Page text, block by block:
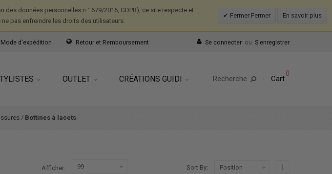
données personnelles n ° 679/2016, GDPR), ce site respecte et
pas enfreindre les droits des utilisateurs.
Fermer Fermer En savoir plus
Mode d'expédition Retour et Remboursement Se connecter ou S'enregistrer
OUTLET CRÉATIONS GUIDI Recherche Cart
0
/ Bottines à lacets
Afficher Sort By